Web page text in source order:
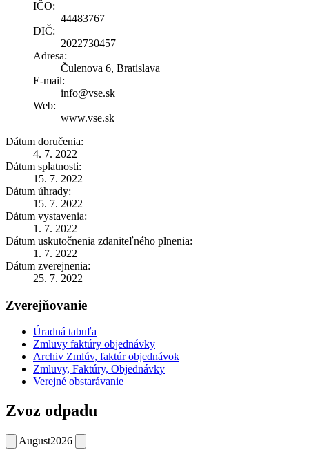
IČO:
44483767
DIČ:
2022730457
Adresa:
Čulenova 6, Bratislava
E-mail:
info@vse.sk
Web:
www.vse.sk
Dátum doručenia:
4. 7. 2022
Dátum splatnosti:
15. 7. 2022
Dátum úhrady:
15. 7. 2022
Dátum vystavenia:
1. 7. 2022
Dátum uskutočnenia zdaniteľného plnenia:
1. 7. 2022
Dátum zverejnenia:
25. 7. 2022
Zverejňovanie
Úradná tabuľa
Zmluvy faktúry objednávky
Archiv Zmlúv, faktúr objednávok
Zmluvy, Faktúry, Objednávky
Verejné obstarávanie
Zvoz odpadu
August2026